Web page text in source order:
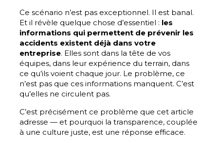
Ce scénario n’est pas exceptionnel. Il est banal.
Et il révèle quelque chose d’essentiel : les
informations qui permettent de prévenir les
accidents existent déjà dans votre
entreprise. Elles sont dans la tête de vos
équipes, dans leur expérience du terrain, dans
ce qu’ils voient chaque jour. Le problème, ce
n’est pas que ces informations manquent. C’est
qu’elles ne circulent pas.
C’est précisément ce problème que cet article
adresse — et pourquoi la transparence, couplée
à une culture juste, est une réponse efficace.